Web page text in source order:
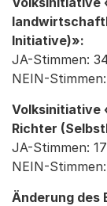
Initiative)»:
JA-Stimmen:
NEIN-
Volksinitiative
Richter
JA-Stimmen:
NEIN-
Änderung des